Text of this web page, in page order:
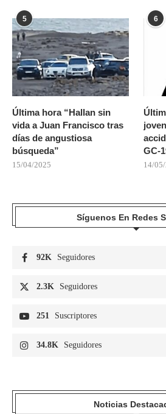
5
Última hora “Hallan sin
vida a Juan Francisco tras
días de angustiosa
búsqueda”
15/04/2025
6
GC-
14/
Síguenos En Redes
92K Seguidores
2.3K Seguidores
251 Suscriptores
34.8K Seguidores
Noticias